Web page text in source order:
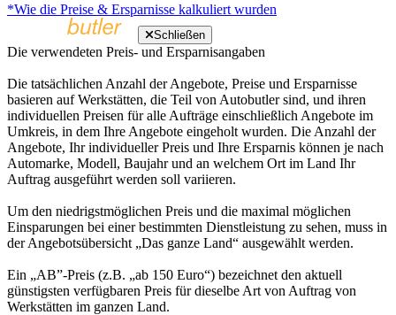
*Wie die Preise & Ersparnisse kalkuliert wurden
Schließen
Die verwendeten Preis- und Ersparnisangaben
Die tatsächlichen Anzahl der Angebote, Preise und Ersparnisse
basieren auf Werkstätten, die Teil von Autobutler sind, und ihren
individuellen Preisen für alle Aufträge einschließlich Angebote im
Umkreis, in dem Ihre Angebote eingeholt wurden. Die Anzahl der
Angebote, Ihr individueller Preis und Ihre Ersparnis können je nach
Automarke, Modell, Baujahr und an welchem Ort im Land Ihr
Auftrag ausgeführt werden soll variieren.
Um den niedrigstmöglichen Preis und die maximal möglichen
Einsparungen bei einer bestimmten Dienstleistung zu sehen, muss in
der Angebotsübersicht „Das ganze Land“ ausgewählt werden.
Ein „AB”-Preis (z.B. „ab 150 Euro“) bezeichnet den aktuell
günstigsten verfügbaren Preis für dieselbe Art von Auftrag von
Werkstätten im ganzen Land.